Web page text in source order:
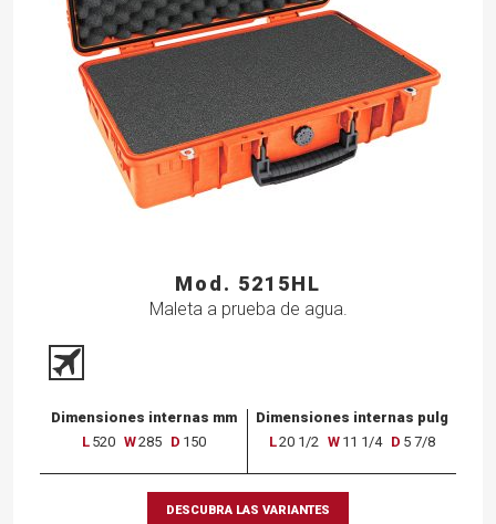
Mod. 5215HL
Maleta a prueba de agua.
Dimensiones internas mm
L 520 W285 D 150
Dimensiones internas pulg
L20 1/2 W 11 1/4 D 5 7/8
DESCUBRA LAS VARIANTES